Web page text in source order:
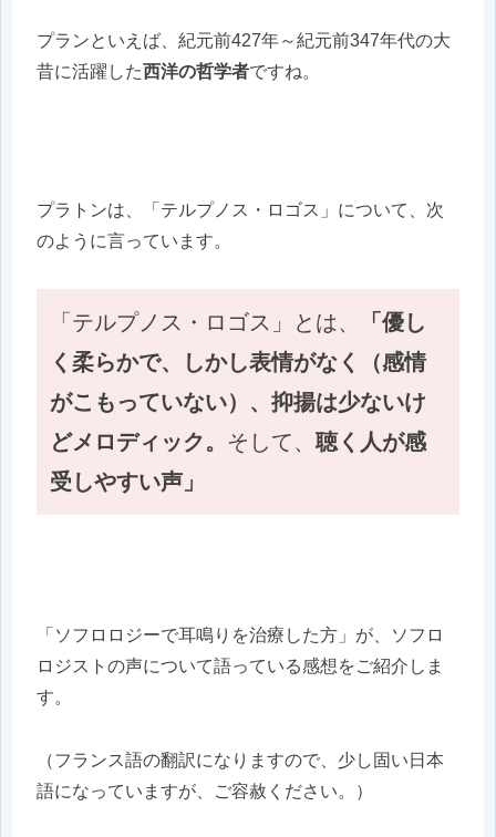
プランといえば、紀元前427年～紀元前347年代の大
昔に活躍した西洋の哲学者ですね。
プラトンは、「テルプノス・ロゴス」について、次
のように言っています。
「テルプノス・ロゴス」とは、
「優し
く柔らかで、しかし表情がなく（感情
がこもっていない）、抑揚は少ないけ
どメロディック。 そして、 聴く人が感
受しやすい声」
「ソフロロジーで耳鳴りを治療した方」が、ソフロ
ロジストの声について語っている感想をご紹介しま
す。
（フランス語の翻訳になりますので、少し固い日本
語になっていますが、ご容赦ください。）